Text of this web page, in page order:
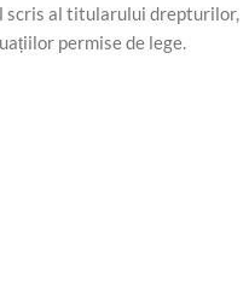
scris al titularului drepturilor,
permise de lege.